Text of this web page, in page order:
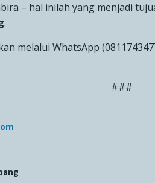
– hal inilah yang menjadi
.
melalui WhatsApp (
###